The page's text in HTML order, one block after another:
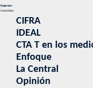
Regionales
Contenidos
CIFRA
IDEAL
CTA T en los
Enfoque
La Central
Opinión